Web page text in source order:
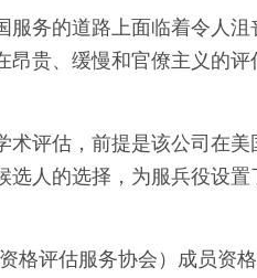
务的道路上面临着令人
贵、缓慢和官僚主义的
评估，前提是该公司在
人的选择，为服兵役设置
格评估服务协会）成员资格